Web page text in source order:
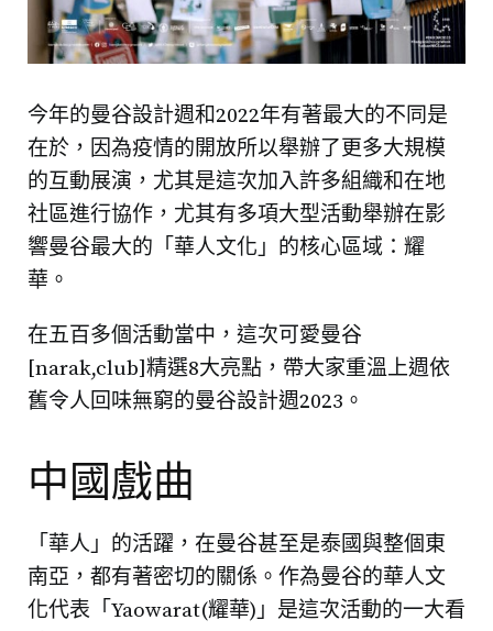
今年的曼谷設計週和2022年有著最大的不同是
在於，因為疫情的開放所以舉辦了更多大規模
的互動展演，尤其是這次加入許多組織和在地
社區進行協作，尤其有多項大型活動舉辦在影
響曼谷最大的「華人文化」的核心區域：耀
華。
在五百多個活動當中，這次可愛曼谷
[narak,club]精選8大亮點，帶大家重溫上週依
舊令人回味無窮的曼谷設計週2023。
中國戲曲
「華人」的活躍，在曼谷甚至是泰國與整個東
南亞，都有著密切的關係。作為曼谷的華人文
化代表「Yaowarat(耀華)」是這次活動的一大看